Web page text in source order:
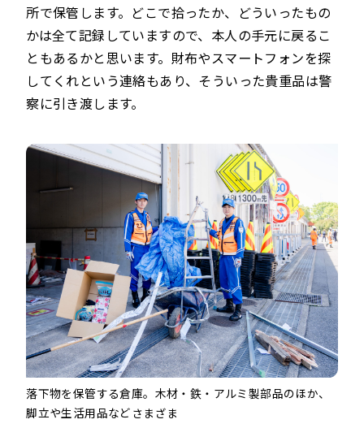
所で保管します。どこで拾ったか、どういったもの
かは全て記録していますので、本人の手元に戻るこ
ともあるかと思います。財布やスマートフォンを探
してくれという連絡もあり、そういった貴重品は警
察に引き渡します。
落下物を保管する倉庫。木材・鉄・アルミ製部品のほか、
脚立や生活用品などさまざま